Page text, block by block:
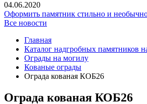
04.06.2020
Оформить памятник стильно и
Все новости
Главная
Каталог надгробных памятников
Ограды на могилу
Кованые ограды
Ограда кованая КОБ26
Ограда кованая КОБ26